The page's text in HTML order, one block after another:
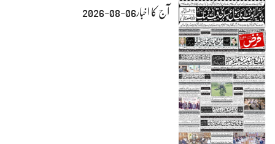
آج کا اخبار06-08-2026